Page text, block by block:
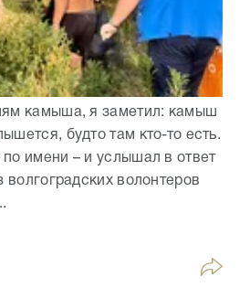
камыша, я заметил: камыш
будто там кто-то есть.
имени – и услышал в ответ
волгоградских волонтеров